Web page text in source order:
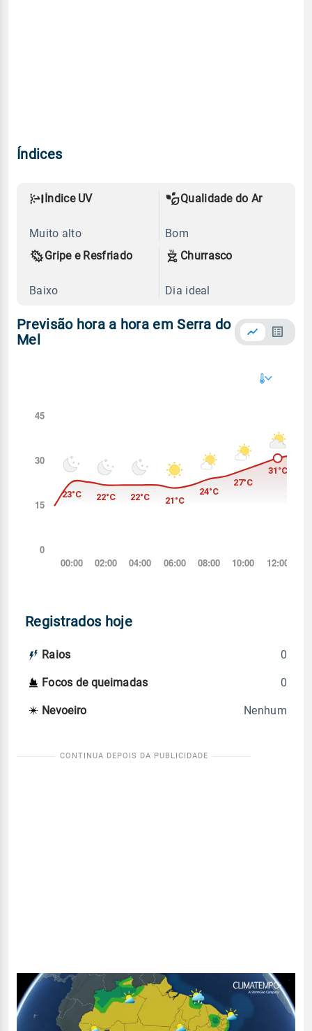
Índices
Índice UV
Muito alto
Qualidade do Ar
Bom
Gripe e Resfriado
Baixo
Churrasco
Dia ideal
Previsão hora a hora em Serra do
Mel
Registrados hoje
Raios 0
Focos de queimadas 0
Nevoeiro Nenhum